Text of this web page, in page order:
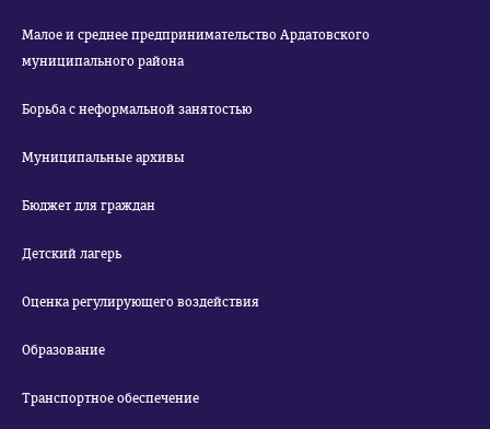
Малое и среднее предпринимательство Ардатовского
муниципального района
Борьба с неформальной занятостью
Муниципальные архивы
Бюджет для граждан
Детский лагерь
Оценка регулирующего воздействия
Образование
Транспортное обеспечение